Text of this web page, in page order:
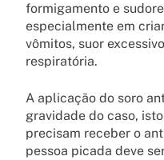
formigamento e
especialmente em
vômitos, suor
respiratória.
A aplicação do soro
gravidade do caso,
precisam receber o
pessoa picada deve